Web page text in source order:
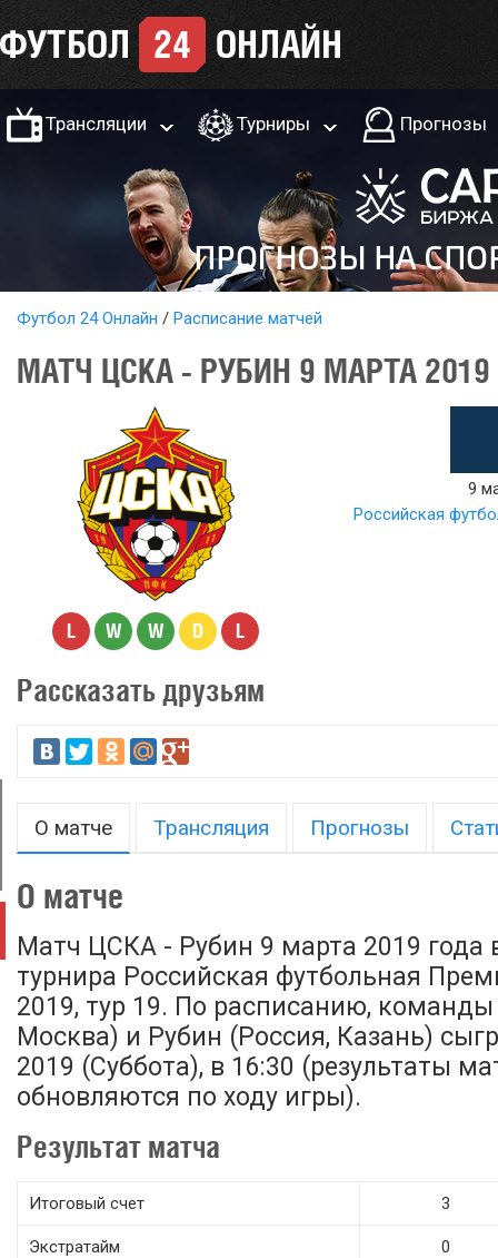
Трансляции Турниры Прогнозы
Футбол 24 Онлайн Расписание матчей
МАТЧ ЦСКА - РУБИН 9 МАРТА 2019
L W W D L
9
Российская
Рассказать друзьям
О матче Трансляция Прогнозы
О матче
Матч ЦСКА - Рубин 9 марта 2019 года
турнира Российская футбольная
2019, тур 19. По расписанию,
Москва) и Рубин (Россия, Казань)
2019 (Суббота), в 16:30 (результаты
обновляются по ходу игры).
Результат матча
Итоговый счет 3
Экстратайм 0